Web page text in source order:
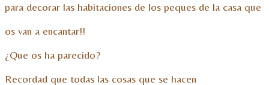
para decorar las habitaciones de los peques de la casa que
os van a encantar!!
¿Que os ha parecido?
Recordad que todas las cosas que se hacen